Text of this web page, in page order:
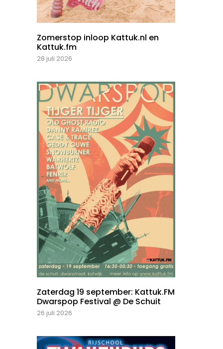
Zomerstop inloop Kattuk.nl en
Kattuk.fm
28 juli 2026
Zaterdag 19 september: Kattuk.FM
Dwarspop Festival @ De Schuit
26 juli 2026